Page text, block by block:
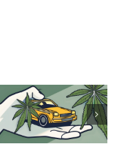
Cannabis
Samen
kaufen: Alles
was Sie